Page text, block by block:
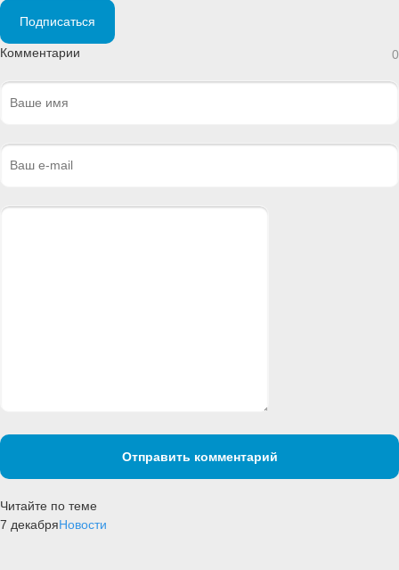
Подписаться
Комментарии 0
Отправить комментарий
Читайте по теме
7 декабряНовости